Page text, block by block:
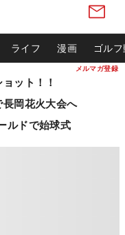
メルマガ登録
ライフ 漫画 ゴル
ット！！
岡花火大会へ
ルドで始球式